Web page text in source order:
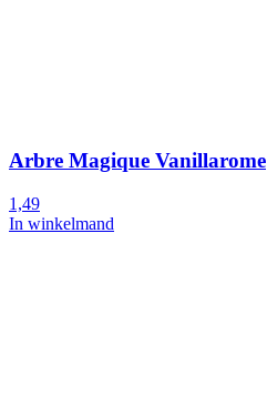
Arbre Magique Vanillarome
1,49
In winkelmand